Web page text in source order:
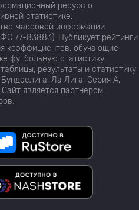
ресурс о
статистике,
массовой информации
77-83883). Публикует рейтинги
коэффициентов, обучающие
футбольную статистику:
результаты и статистику
Ла Лига, Серия А,
является партнёром